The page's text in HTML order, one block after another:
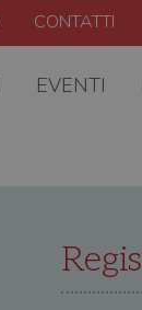
CONTATTI
EVENTI